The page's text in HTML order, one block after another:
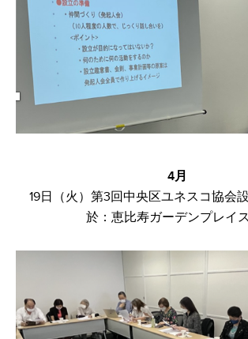
4月
19日（火）第3回中央区ユネスコ協会
於：恵比寿ガーデンプレイ